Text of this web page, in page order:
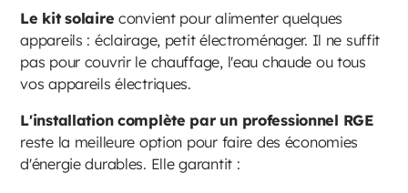
Le kit solaire convient pour alimenter quelques
appareils : éclairage, petit électroménager. Il ne suffit
pas pour couvrir le chauffage, l'eau chaude ou tous
vos appareils électriques.
L'installation complète par un professionnel RGE
reste la meilleure option pour faire des économies
d'énergie durables. Elle garantit :